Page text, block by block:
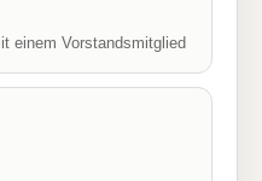
einem Vorstandsmitglied